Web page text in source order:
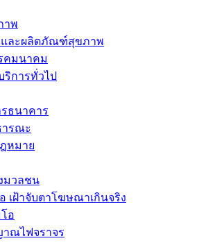
าพ
และผลิตภัณฑ์สุขภาพ
คมนาคม
การทั่วไป
รธนาคาร
ารณะ
หมาย
มวลชน
เฝ้าจับตาโฆษณาเกินจริง
อ
ณไฟจราจร